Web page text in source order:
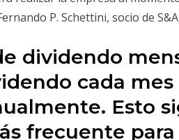
P. Schettini, socio de
dividendo
cada
Esto
frecuente para